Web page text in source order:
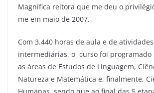
Magnífica reitora que me deu o
me em maio de 2007.
Com 3.440 horas de aula e de atividades
intermediárias, o curso foi programado
as áreas de Estudos de Linguagem,
Natureza e Matemática e, finalmente,